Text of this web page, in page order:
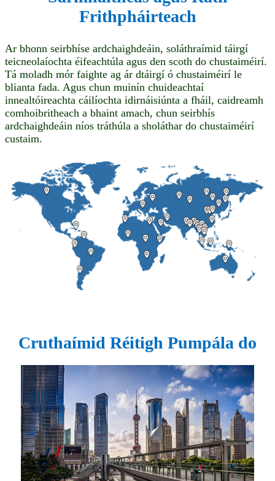
Frithpháirteach
Ar bhonn seirbhíse ardchaighdeáin, soláthraímid táirgí
teicneolaíochta éifeachtúla agus den scoth do chustaiméirí.
Tá moladh mór faighte ag ár dtáirgí ó chustaiméirí le
blianta fada. Agus chun muinín chuideachtaí
innealtóireachta cáilíochta idirnáisiúnta a fháil, caidreamh
comhoibritheach a bhaint amach, chun seirbhís
ardchaighdeáin níos tráthúla a sholáthar do chustaiméirí
custaim.
Cruthaímid Réitigh Pumpála do